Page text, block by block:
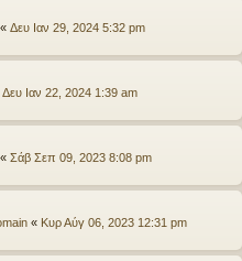
« Δευ Ιαν 29, 2024 5:32 pm
Δευ Ιαν 22, 2024 1:39 am
« Σάβ Σεπ 09, 2023 8:08 pm
« Κυρ Αύγ 06, 2023 12:31 pm